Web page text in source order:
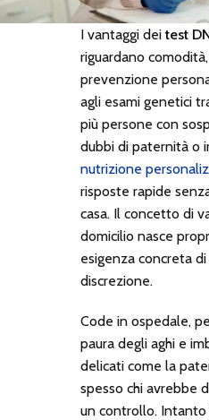
I vantaggi deitest
riguardano
prevenzione
agli esami genetici
più persone con
dubbi di paternità o
nutrizione
risposte rapide
casa. Il concetto di
domicilio nasce
esigenza concreta
discrezione.
Code in ospedale,
paura degli aghi e
delicati come la
spesso chi avrebbe
un controllo. Intanto